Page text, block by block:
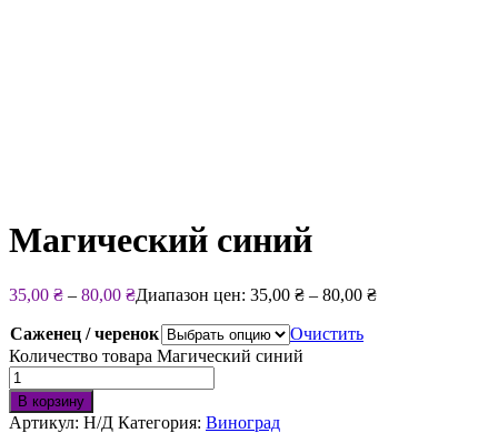
Магический синий
35,00 ₴ – 80,00 ₴Диапазон цен: 35,00 ₴ – 80,00 ₴
Саженец / черенок
Очистить
Количество товара Магический синий
В корзину
Артикул: Н/Д Категория: Виноград